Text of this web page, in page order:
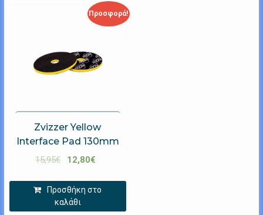
Προσφορά!
Zvizzer Yellow
Interface Pad 130mm
15,95€ 12,80€
Προσθήκη στο
καλάθι